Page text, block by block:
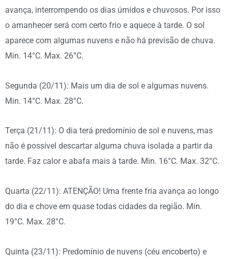
avança, interrompendo os dias úmidos e chuvosos. Por isso
o amanhecer será com certo frio e aquece à tarde. O sol
aparece com algumas nuvens e não há previsão de chuva.
Min. 14°C. Max. 26°C.
Segunda (20/11): Mais um dia de sol e algumas nuvens.
Min. 14°C. Max. 28°C.
Terça (21/11): O dia terá predomínio de sol e nuvens, mas
não é possível descartar alguma chuva isolada a partir da
tarde. Faz calor e abafa mais à tarde. Min. 16°C. Max. 32°C.
Quarta (22/11): ATENÇÃO! Uma frente fria avança ao longo
do dia e chove em quase todas cidades da região. Min.
19°C. Max. 28°C.
Quinta (23/11): Predomínio de nuvens (céu encoberto) e